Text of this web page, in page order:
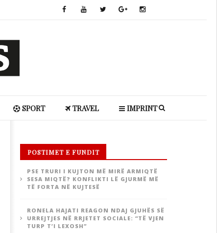
SPORT TRAVEL IMPRINT
POSTIMET E FUNDIT
PSE TRURI I KUJTON MË MIRË ARMIQTË
SESA MIQTË? KONFLIKTI LË GJURMË MË
TË FORTA NË KUJTESË
RONELA HAJATI REAGON NDAJ GJUHËS SË
URREJTJES NË RRJETET SOCIALE: “TË VJEN
TURP T’I LEXOSH”